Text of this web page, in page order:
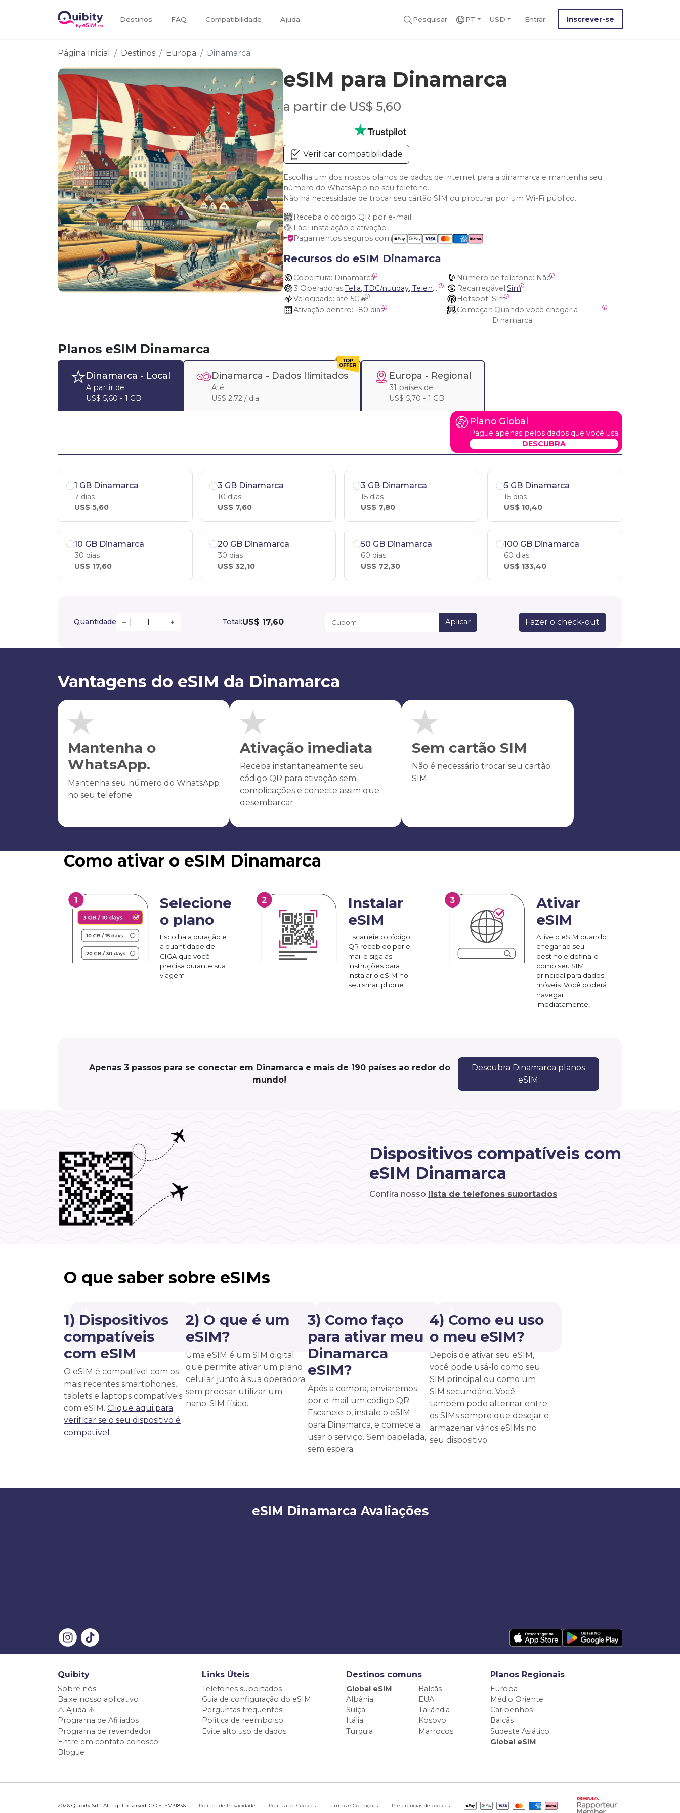
Destinos FAQ Compatibilidade Ajuda Pesquisar PT USD Entrar Inscrever-se
Página Inicial Destinos Europa Dinamarca
eSIM para Dinamarca
a partir de US$ 5,60
Verificar compatibilidade
Escolha um dos nossos planos de dados de internet para a dinamarca e mantenha seu
número do WhatsApp no seu telefone.
Não há necessidade de trocar seu cartão SIM ou procurar por um Wi-Fi público.
Receba o código QR por e-mail
Fácil instalação e ativação
Pagamentos seguros com
Recursos do eSIM Dinamarca
Cobertura: Dinamarca Número de telefone: Não
3 Operadoras:
Telia, TDC/nuuday, Telenor Recarregável:Sim
Velocidade: até 5G🔥 Hotspot: Sim
Ativação dentro: 180 dias Começar:
Dinamarca
Planos eSIM Dinamarca
Dinamarca - Local
A partir de:
US$ 5,60 - 1 GB
Dinamarca - Dados Ilimitados
Até:
US$ 2,72 / dia
Europa - Regional
31 países de:
US$ 5,70 - 1 GB
Plano Global
Pague apenas pelos dados que você usa
DESCUBRA
1 GB Dinamarca
7 dias
US$ 5,60
3 GB Dinamarca
10 dias
US$ 7,60
3 GB Dinamarca
15 dias
US$ 7,80
5 GB Dinamarca
15 dias
US$ 10,40
10 GB Dinamarca
30 dias
US$ 17,60
20 GB Dinamarca
30 dias
US$ 32,10
50 GB Dinamarca
60 dias
US$ 72,30
100 GB Dinamarca
60 dias
US$ 133,40
Quantidade – + Total:US$ 17,60 Cupom Aplicar Fazer o check-out
Vantagens do eSIM da Dinamarca
Mantenha o
WhatsApp.
Mantenha seu número do WhatsApp
no seu telefone.
Ativação imediata
Receba instantaneamente seu
código QR para ativação sem
complicações e conecte assim que
desembarcar.
Sem cartão SIM
Não é necessário trocar seu cartão
SIM.
Como ativar o eSIM Dinamarca
Selecione
o plano
Escolha a duração e
a quantidade de
GIGA que você
precisa durante sua
viagem
Instalar
eSIM
Escaneie o código
QR recebido por e-
mail e siga as
instruções para
instalar o eSIM no
seu smartphone
Ativar
eSIM
Ative o eSIM quando
chegar ao seu
destino e defina-o
como seu SIM
principal para dados
móveis. Você poderá
navegar
imediatamente!
Apenas 3 passos para se conectar em Dinamarca e mais de 190 países ao redor do
mundo!
Descubra Dinamarca planos
eSIM
Dispositivos compatíveis com
eSIM Dinamarca
Confira nosso lista de telefones suportados
O que saber sobre eSIMs
1) Dispositivos
compatíveis
com eSIM
O eSIM é compatível com os
mais recentes smartphones,
tablets e laptops compatíveis
com eSIM. Clique aqui para
verificar se o seu dispositivo é
compatível
2) O que é um
eSIM?
Uma eSIM é um SIM digital
que permite ativar um plano
celular junto à sua operadora
sem precisar utilizar um
nano-SIM físico.
3) Como faço
para ativar meu
Dinamarca
eSIM?
Após a compra, enviaremos
por e-mail um código QR.
Escaneie-o, instale o eSIM
para Dinamarca, e comece a
usar o serviço. Sem papelada,
sem espera.
4) Como eu uso
o meu eSIM?
Depois de ativar seu eSIM,
você pode usá-lo como seu
SIM principal ou como um
SIM secundário. Você
também pode alternar entre
os SIMs sempre que desejar e
armazenar vários eSIMs no
seu dispositivo.
eSIM Dinamarca Avaliações
Quibity
Sobre nós
Baixe nosso aplicativo
⚠️ Ajuda ⚠️
Programa de Afiliados
Programa de revendedor
Entre em contato conosco.
Blogue
Links Úteis
Telefones suportados
Guia de configuração do eSIM
Perguntas frequentes
Politica de reembolso
Evite alto uso de dados
Destinos comuns
Global eSIM
Balcãs
Albânia
EUA
Suíça
Tailândia
Itália
Kosovo
Turquia
Marrocos
Planos Regionais
Europa
Médio Oriente
Caribenhos
Balcãs
Sudeste Asiático
Global eSIM
2026 Quibity Srl - All right reserved. C.O.E. SM31836 Política de Privacidade Política de Cookies Termos e Condições Preferências de cookies